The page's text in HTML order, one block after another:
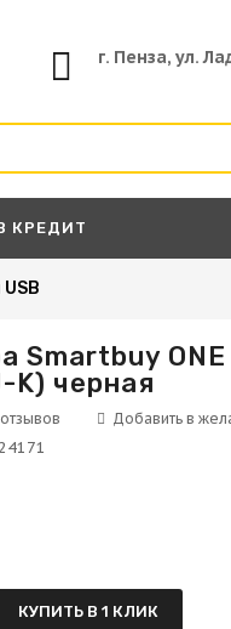
г. Пенза, ул.
КРЕДИТ
Smartbuy
K) черная
КУПИТЬ В 1 КЛИК